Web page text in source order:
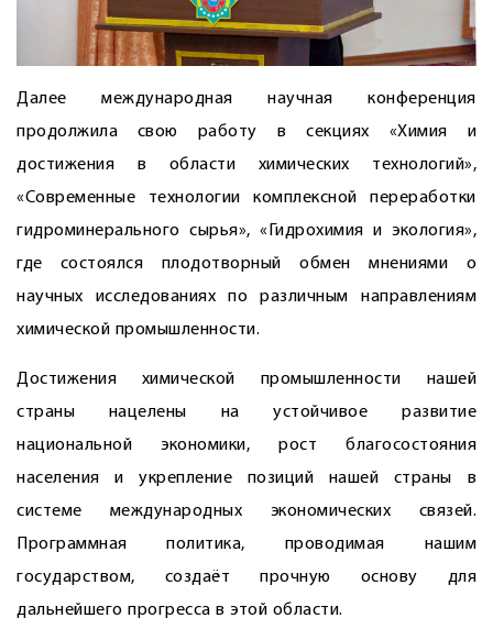
Далее международная научная конференция
продолжила свою работу в секциях «Химия и
достижения в области химических технологий»,
«Современные технологии комплексной переработки
гидроминерального сырья», «Гидрохимия и экология»,
где состоялся плодотворный обмен мнениями о
научных исследованиях по различным направлениям
химической промышленности.
Достижения химической промышленности нашей
страны нацелены на устойчивое развитие
национальной экономики, рост благосостояния
населения и укрепление позиций нашей страны в
системе международных экономических связей.
Программная политика, проводимая нашим
государством, создаёт прочную основу для
дальнейшего прогресса в этой области.